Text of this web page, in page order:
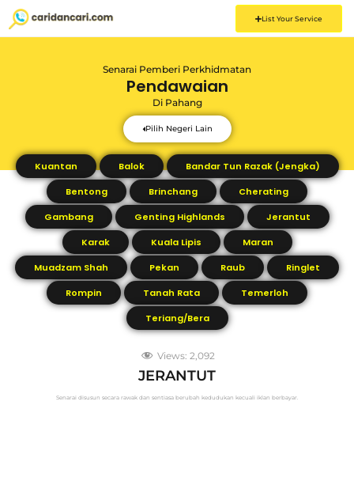
List Your Service
Senarai Pemberi Perkhidmatan
Pendawaian
Di Pahang
Pilih Negeri Lain
Kuantan Balok
Bandar Tun Razak (Jengka)
Bentong
Brinchang
Cherating
Gambang
Genting Highlands
Jerantut
Karak
Kuala Lipis
Maran
Muadzam Shah
Pekan Raub
Ringlet
Rompin
Tanah Rata
Temerloh
Teriang/Bera
Views: 2,092
JERANTUT
Senarai disusun secara rawak dan sentiasa berubah kedudukan kecuali iklan berbayar.